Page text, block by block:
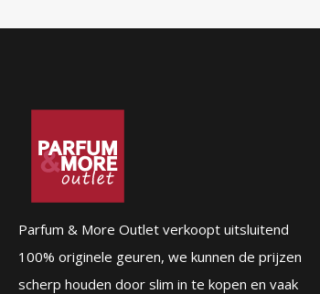
Parfum & More Outlet verkoopt uitsluitend
100% originele geuren, we kunnen de prijzen
scherp houden door slim in te kopen en vaak